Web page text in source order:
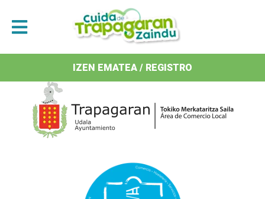
Antolatzaileak / Organizan
IZEN EMATEA / REGISTRO